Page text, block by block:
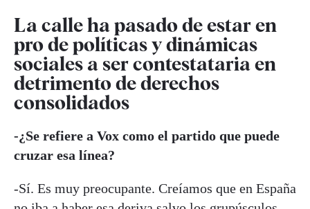
La calle ha pasado de estar en
pro de políticas y dinámicas
sociales a ser contestataria en
detrimento de derechos
consolidados
-¿Se refiere a Vox como el partido que puede
cruzar esa línea?
-Sí. Es muy preocupante. Creíamos que en España